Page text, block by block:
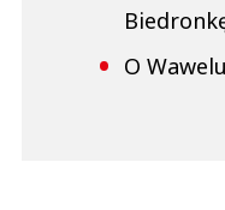
O Wawelu